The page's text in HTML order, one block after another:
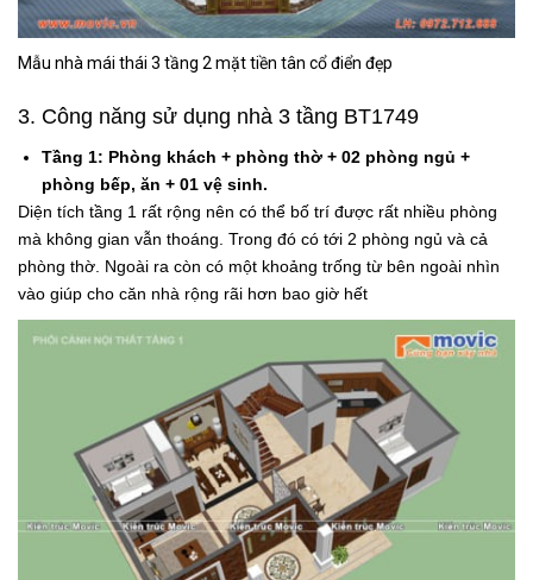
Mẫu nhà mái thái 3 tầng 2 mặt tiền tân cổ điển đẹp
3. Công năng sử dụng nhà 3 tầng BT1749
Tầng 1: Phòng khách + phòng thờ + 02 phòng ngủ +
phòng bếp, ăn + 01 vệ sinh.
Diện tích tầng 1 rất rộng nên có thể bố trí được rất nhiều phòng
mà không gian vẫn thoáng. Trong đó có tới 2 phòng ngủ và cả
phòng thờ. Ngoài ra còn có một khoảng trống từ bên ngoài nhìn
vào giúp cho căn nhà rộng rãi hơn bao giờ hết